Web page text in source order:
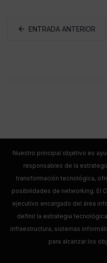
ENTRADA ANTERIOR
Nuestro principal objetivo es
responsables de la
transformación tecnológica,
posibilidades de networking. El
ejecutivo encargado del área
definir la estrategia
infraestructura, sistemas
para alcanzar los